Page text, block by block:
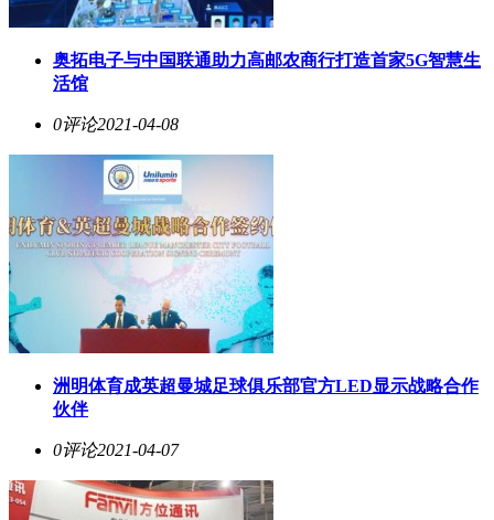
奥拓电子与中国联通助力高邮农商行打造首家5G智慧生
活馆
0评论2021-04-08
洲明体育成英超曼城足球俱乐部官方LED显示战略合作
伙伴
0评论2021-04-07